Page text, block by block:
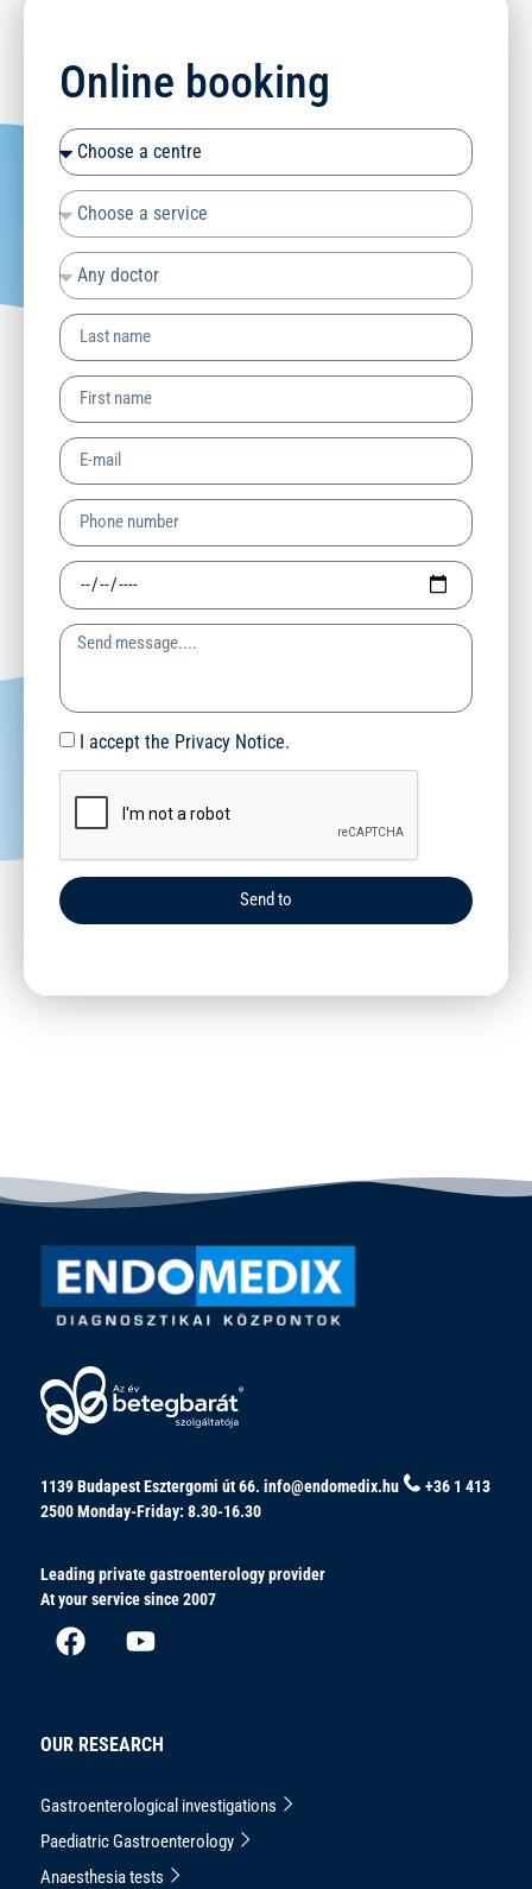
Online booking
I accept the Privacy Notice.
Send to
1139 Budapest Esztergomi út 66. info@endomedix.hu
+36 1 413
2500Monday-Friday: 8.30-16.30
Leading private gastroenterology provider
At your service since 2007
OUR RESEARCH
Gastroenterological investigations
Paediatric Gastroenterology
Anaesthesia tests